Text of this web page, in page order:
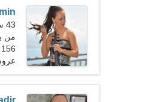
43 سال, جوزا
من
کنیم
156 سانتی متر (5'2")، 63 کیلوگرم (138 پوند)